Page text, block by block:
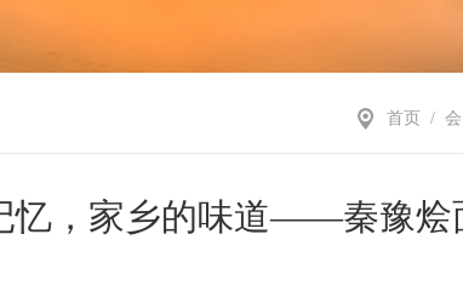
首页 /
忆，家乡的味道——秦豫烩